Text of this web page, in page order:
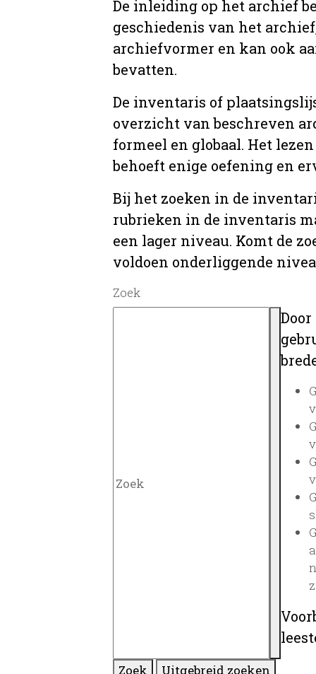
De inleiding op het archief
geschiedenis van het
archiefvormer en kan ook
bevatten.
De inventaris of
overzicht van beschreven
formeel en globaal. Het
behoeft enige oefening en
Bij het zoeken in de
rubrieken in de inventaris
een lager niveau. Komt de
voldoen onderliggende
Zoek
Zoek
Uitgebreid zoeken